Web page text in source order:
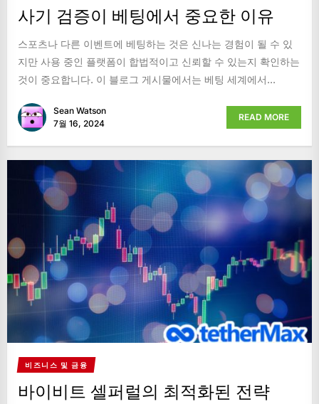
사기 검증이 베팅에서 중요한 이유
스포츠나 다른 이벤트에 베팅하는 것은 신나는 경험이 될 수 있
지만 사용 중인 플랫폼이 합법적이고 신뢰할 수 있는지 확인하는
것이 중요합니다. 이 블로그 게시물에서는 베팅 세계에서...
Sean Watson
7월 16, 2024
READ MORE
비즈니스 및 금융
바이비트 셀퍼럴의 최적화된 전략